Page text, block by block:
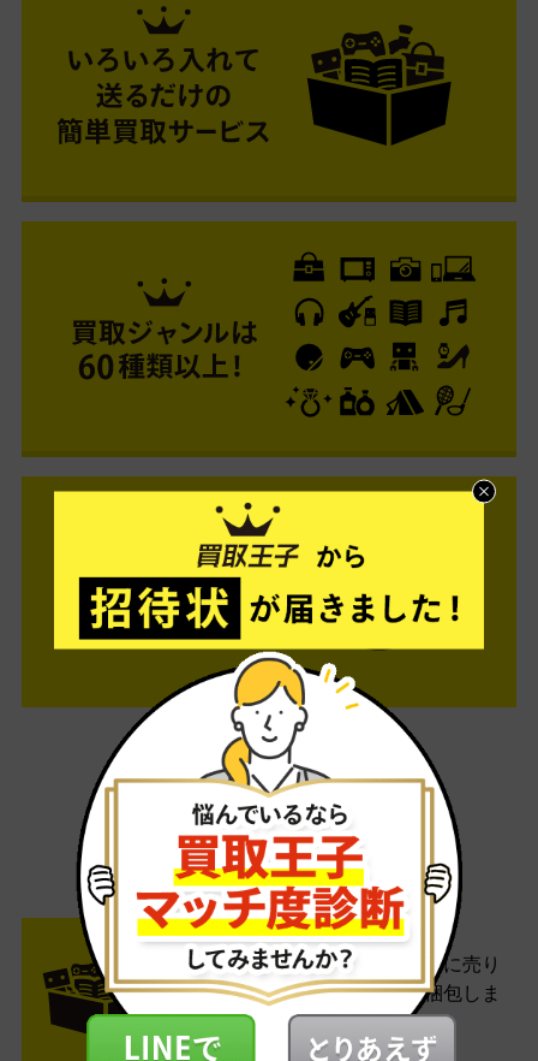
ご利用は簡単3ステップ
- FLOW -
STEP1 お申込み・梱包
ネットでお申込みしたら、箱に売り
たい商品をいろいろ詰めて梱包しま
す。